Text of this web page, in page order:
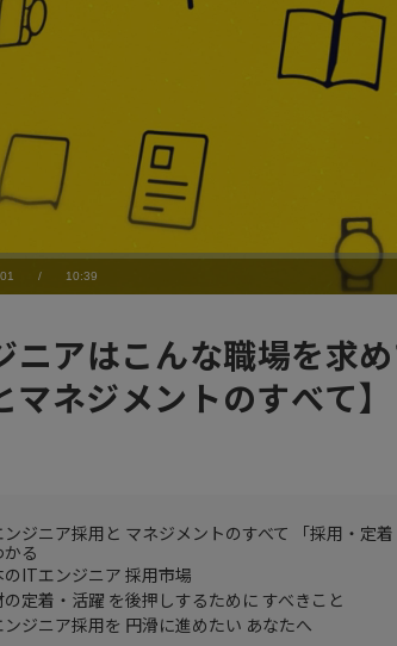
/ Duration
10:39
ニアはこんな職場を求
マネジメントのすべて】
ンジニア採用と マネジメントのすべて 「採用・定
る
のITエンジニア 採用市場
の定着・活躍 を後押しするために すべきこと
ンジニア採用を 円滑に進めたい あなたへ